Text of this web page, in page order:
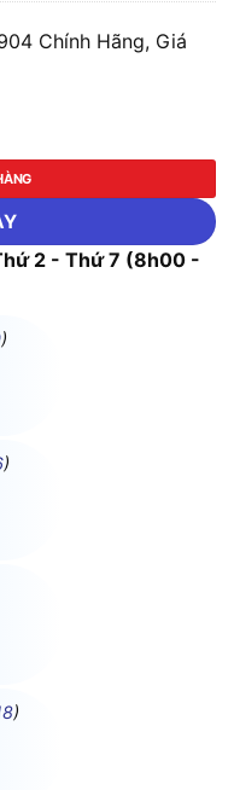
Chính Hãng, Giá
lượng
2 - Thứ 7 (8h00 -
)
)
)